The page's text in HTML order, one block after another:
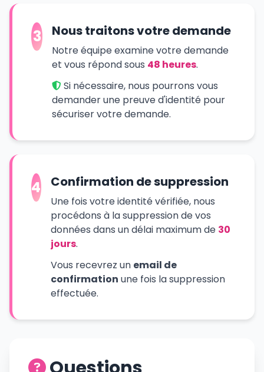
3 Nous traitons votre demande
Notre équipe examine votre demande
et vous répond sous 48 heures.
Si nécessaire, nous pourrons vous
demander une preuve d'identité pour
sécuriser votre demande.
4 Confirmation de suppression
Une fois votre identité vérifiée, nous
procédons à la suppression de vos
données dans un délai maximum de 30
jours.
Vous recevrez un email de
confirmation une fois la suppression
effectuée.